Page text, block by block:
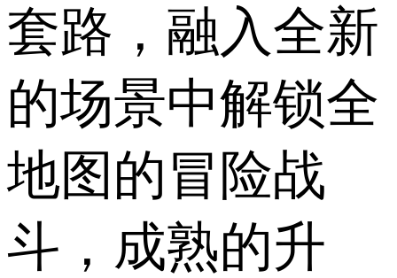
套路，融入全新
的场景中解锁全
地图的冒险战
斗，成熟的升